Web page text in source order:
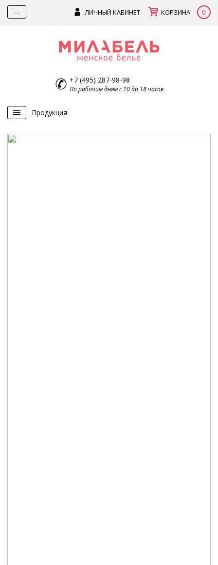
ЛИЧНЫЙ КАБИНЕТ КОРЗИНА 0
+7 (495) 287-98-98
По рабочим дням с 10 до 18 часов
Продукция